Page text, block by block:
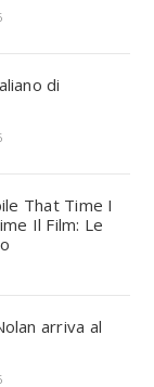
di
That Time I
Il Film: Le
arriva al